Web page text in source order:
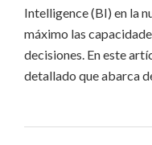
Intelligence (BI) en la
máximo las
decisiones. En este
detallado que abarca